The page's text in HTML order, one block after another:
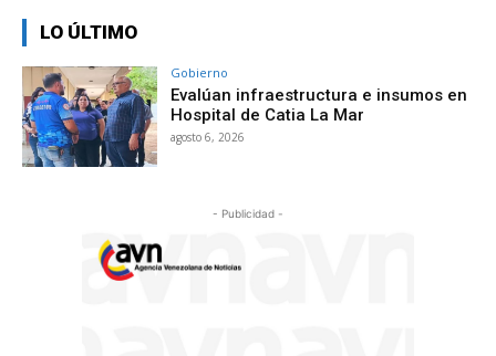
LO ÚLTIMO
Gobierno
Evalúan infraestructura e insumos en
Hospital de Catia La Mar
agosto 6, 2026
- Publicidad -